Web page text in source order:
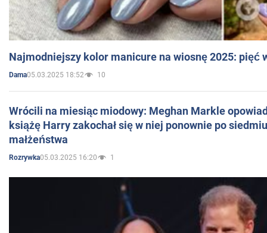
Najmodniejszy kolor manicure na wiosnę 2025: pięć
Dama05.03.2025 18:52 10
Wrócili na miesiąc miodowy: Meghan Markle
książę Harry zakochał się w niej ponownie po
małżeństwa
Rozrywka05.03.2025 16:20 1